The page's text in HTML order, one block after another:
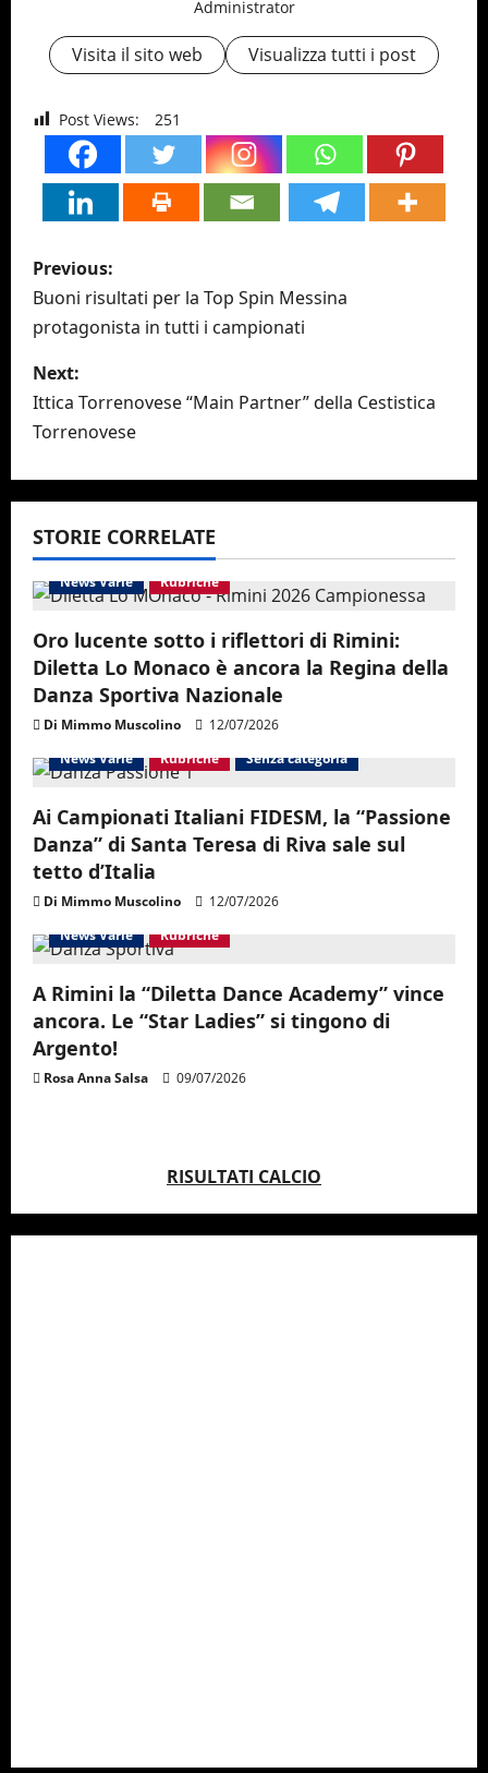
Administrator
Visita il sito web Visualizza tutti i post
Post Views: 251
P
o
s
t
n
a
v
i
g
a
t
i
o
n
Previous:
Buoni risultati per la Top Spin Messina
protagonista in tutti i campionati
Next:
Ittica Torrenovese “Main Partner” della Cestistica
Torrenovese
STORIE CORRELATE
News Varie Rubriche
Oro lucente sotto i riflettori di Rimini:
Diletta Lo Monaco è ancora la Regina della
Danza Sportiva Nazionale
Di Mimmo Muscolino
12/07/2026
News Varie
Rubriche Senza categoria
Ai Campionati Italiani FIDESM, la “Passione
Danza” di Santa Teresa di Riva sale sul
tetto d’Italia
Di Mimmo Muscolino
12/07/2026
News Varie
Rubriche
A Rimini la “Diletta Dance Academy” vince
ancora. Le “Star Ladies” si tingono di
Argento!
Rosa Anna Salsa 09/07/2026
RISULTATI CALCIO